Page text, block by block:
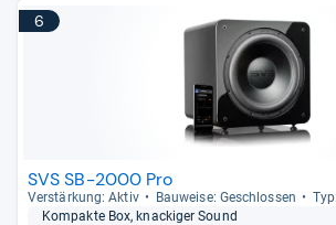
6
SVS SB-2000 Pro
Ver­stär­kung: Aktiv Bau­weise: Geschlos­sen
Kom­pakte Box, knacki­ger Sound